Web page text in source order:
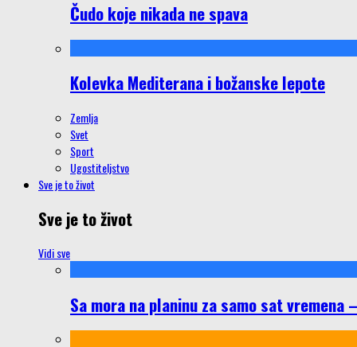
Čudo koje nikada ne spava
Kolevka Mediterana i božanske lepote
Zemlja
Svet
Sport
Ugostiteljstvo
Sve je to život
Sve je to život
Vidi sve
Sa mora na planinu za samo sat vremena